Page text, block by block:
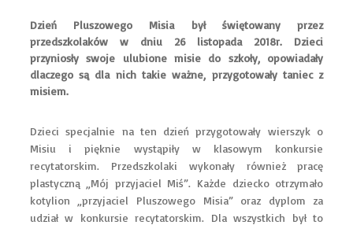
​Dzień Pluszowego Misia był świętowany przez
przedszkolaków w dniu 26 listopada 2018r. Dzieci
przyniosły swoje ulubione misie do szkoły, opowiadały
dlaczego są dla nich takie ważne, przygotowały taniec z
misiem.
Dzieci specjalnie na ten dzień przygotowały wierszyk o
Misiu i pięknie wystąpiły w klasowym konkursie
recytatorskim. Przedszkolaki wykonały również pracę
plastyczną „Mój przyjaciel Miś”. Każde dziecko otrzymało
kotylion „przyjaciel Pluszowego Misia” oraz dyplom za
udział w konkursie recytatorskim. Dla wszystkich był to